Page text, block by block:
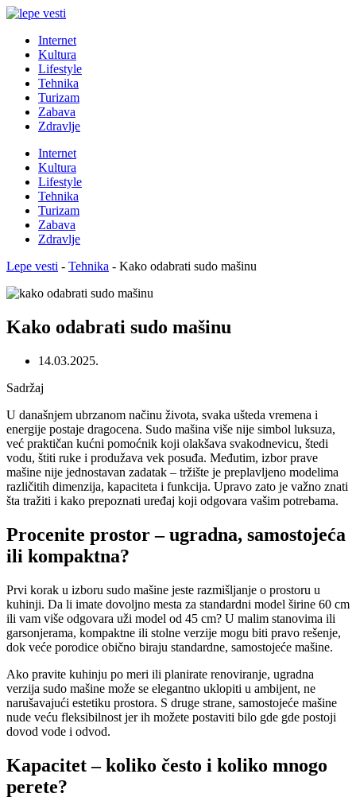
Internet
Kultura
Lifestyle
Tehnika
Turizam
Zabava
Zdravlje
Internet
Kultura
Lifestyle
Tehnika
Turizam
Zabava
Zdravlje
Lepe vesti - Tehnika - Kako odabrati sudo mašinu
Kako odabrati sudo mašinu
14.03.2025.
Sadržaj
U današnjem ubrzanom načinu života, svaka ušteda vremena i
energije postaje dragocena. Sudo mašina više nije simbol luksuza,
već praktičan kućni pomoćnik koji olakšava svakodnevicu, štedi
vodu, štiti ruke i produžava vek posuđa. Međutim, izbor prave
mašine nije jednostavan zadatak – tržište je preplavljeno modelima
različitih dimenzija, kapaciteta i funkcija. Upravo zato je važno znati
šta tražiti i kako prepoznati uređaj koji odgovara vašim potrebama.
Procenite prostor – ugradna, samostojeća
ili kompaktna?
Prvi korak u izboru sudo mašine jeste razmišljanje o prostoru u
kuhinji. Da li imate dovoljno mesta za standardni model širine 60 cm
ili vam više odgovara uži model od 45 cm? U malim stanovima ili
garsonjerama, kompaktne ili stolne verzije mogu biti pravo rešenje,
dok veće porodice obično biraju standardne, samostojeće mašine.
Ako pravite kuhinju po meri ili planirate renoviranje, ugradna
verzija sudo mašine može se elegantno uklopiti u ambijent, ne
narušavajući estetiku prostora. S druge strane, samostojeće mašine
nude veću fleksibilnost jer ih možete postaviti bilo gde gde postoji
dovod vode i odvod.
Kapacitet – koliko često i koliko mnogo
perete?